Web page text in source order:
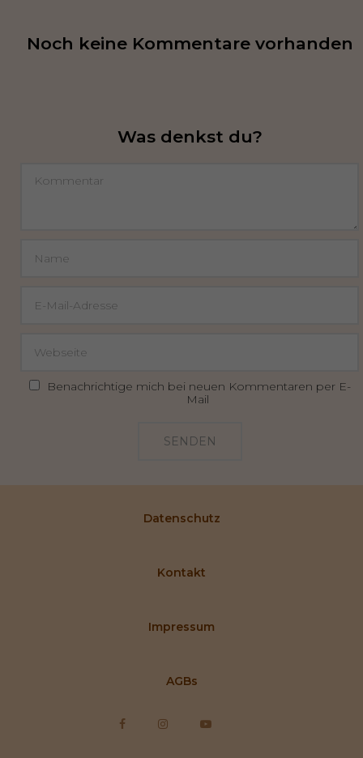
Noch keine Kommentare vorhanden
Was denkst du?
Benachrichtige mich bei neuen Kommentaren per E-
Mail
SENDEN
Datenschutz
Kontakt
Impressum
AGBs